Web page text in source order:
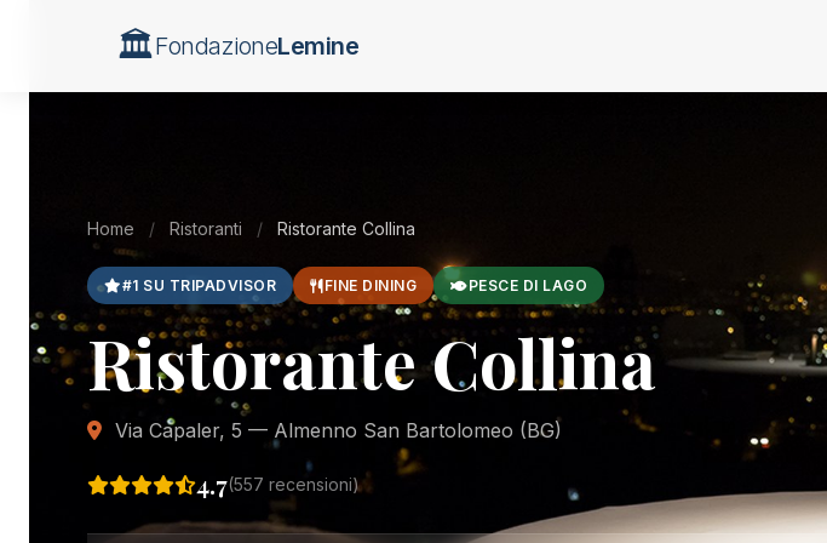
🏛️FondazioneLemine
Home / Ristoranti / Ristorante Collina
#1 SU TRIPADVISOR FINE DINING PESCE DI LAGO
Ristorante Collina
Via Capaler, 5 — Almenno San Bartolomeo (BG)
4.7(557 recensioni)